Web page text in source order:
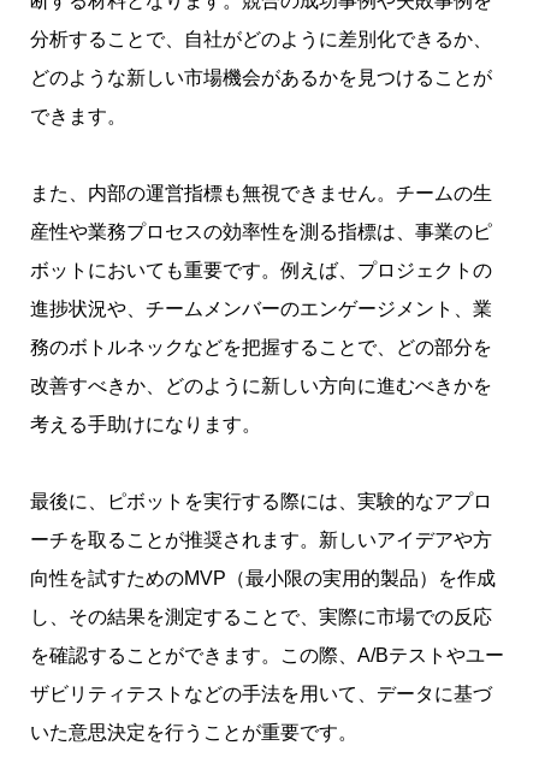
分析することで、自社がどのように差別化できるか、
どのような新しい市場機会があるかを見つけることが
できます。
また、内部の運営指標も無視できません。チームの生
産性や業務プロセスの効率性を測る指標は、事業のピ
ボットにおいても重要です。例えば、プロジェクトの
進捗状況や、チームメンバーのエンゲージメント、業
務のボトルネックなどを把握することで、どの部分を
改善すべきか、どのように新しい方向に進むべきかを
考える手助けになります。
最後に、ピボットを実行する際には、実験的なアプロ
ーチを取ることが推奨されます。新しいアイデアや方
向性を試すためのMVP（最小限の実用的製品）を作成
し、その結果を測定することで、実際に市場での反応
を確認することができます。この際、A/Bテストやユー
ザビリティテストなどの手法を用いて、データに基づ
いた意思決定を行うことが重要です。